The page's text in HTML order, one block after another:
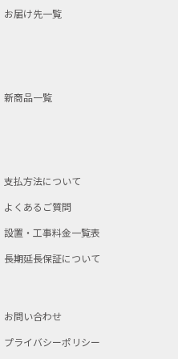
お届け先一覧
新商品一覧
支払方法について
よくあるご質問
設置・工事料金一覧表
長期延長保証について
お問い合わせ
プライバシーポリシー